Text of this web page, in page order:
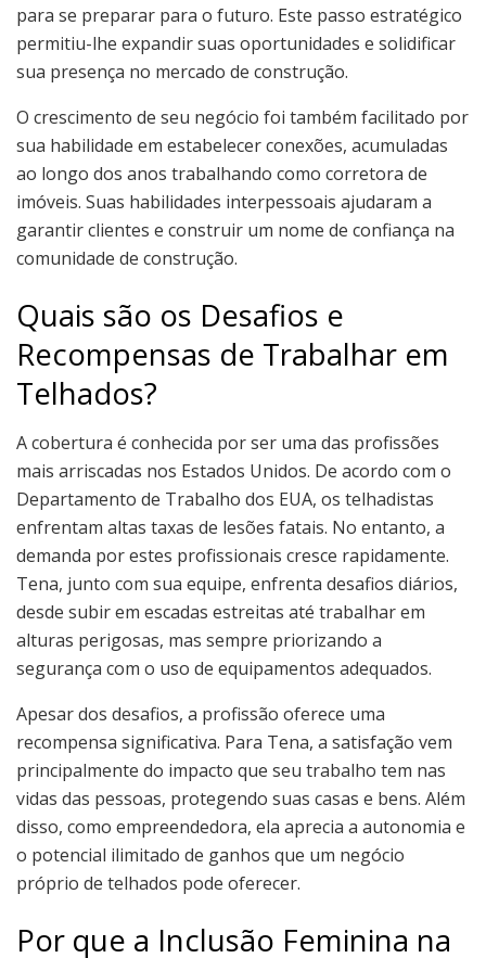
para se preparar para o futuro. Este passo estratégico
permitiu-lhe expandir suas oportunidades e solidificar
sua presença no mercado de construção.
O crescimento de seu negócio foi também facilitado por
sua habilidade em estabelecer conexões, acumuladas
ao longo dos anos trabalhando como corretora de
imóveis. Suas habilidades interpessoais ajudaram a
garantir clientes e construir um nome de confiança na
comunidade de construção.
Quais são os Desafios e
Recompensas de Trabalhar em
Telhados?
A cobertura é conhecida por ser uma das profissões
mais arriscadas nos Estados Unidos. De acordo com o
Departamento de Trabalho dos EUA, os telhadistas
enfrentam altas taxas de lesões fatais. No entanto, a
demanda por estes profissionais cresce rapidamente.
Tena, junto com sua equipe, enfrenta desafios diários,
desde subir em escadas estreitas até trabalhar em
alturas perigosas, mas sempre priorizando a
segurança com o uso de equipamentos adequados.
Apesar dos desafios, a profissão oferece uma
recompensa significativa. Para Tena, a satisfação vem
principalmente do impacto que seu trabalho tem nas
vidas das pessoas, protegendo suas casas e bens. Além
disso, como empreendedora, ela aprecia a autonomia e
o potencial ilimitado de ganhos que um negócio
próprio de telhados pode oferecer.
Por que a Inclusão Feminina na